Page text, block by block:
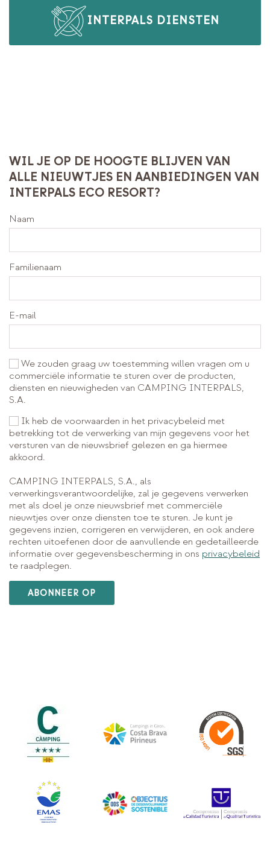
INTERPALS DIENSTEN
WIL JE OP DE HOOGTE BLIJVEN VAN
ALLE NIEUWTJES EN AANBIEDINGEN VAN
INTERPALS ECO RESORT?
Naam
Familienaam
E-mail
We zouden graag uw toestemming willen vragen om u
commerciële informatie te sturen over de producten,
diensten en nieuwigheden van CAMPING INTERPALS,
S.A.
Ik heb de voorwaarden in het privacybeleid met
betrekking tot de verwerking van mijn gegevens voor het
versturen van de nieuwsbrief gelezen en ga hiermee
akkoord.
CAMPING INTERPALS, S.A., als
verwerkingsverantwoordelijke, zal je gegevens verwerken
met als doel je onze nieuwsbrief met commerciële
nieuwtjes over onze diensten toe te sturen. Je kunt je
gegevens inzien, corrigeren en verwijderen, en ook andere
rechten uitoefenen door de aanvullende en gedetailleerde
informatie over gegevensbescherming in ons privacybeleid
te raadplegen.
ABONNEER OP